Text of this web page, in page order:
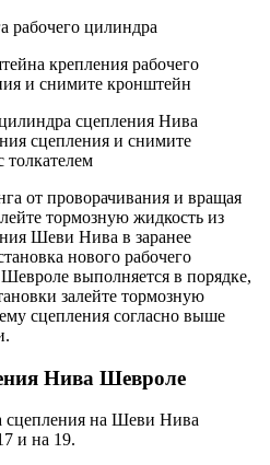
рабочего цилиндра
крепления рабочего
и снимите кронштейн
сцепления Нива
сцепления и снимите
толкателем
от проворачивания и вращая
тормозную жидкость из
Шеви Нива в заранее
нового рабочего
выполняется в порядке,
залейте тормозную
сцепления согласно выше
Нива Шевроле
сцепления на Шеви Нива
и на 19.